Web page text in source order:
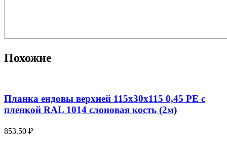
Похожие
Планка ендовы верхней 115х30х115 0,45 PE с
пленкой RAL 1014 слоновая кость (2м)
853.50 ₽